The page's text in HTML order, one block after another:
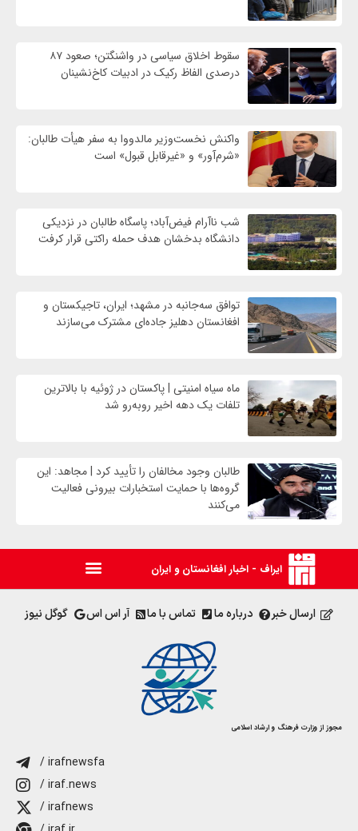
سقوط اخلاق سیاسی در واشنگتن؛ صعود ۸۷
درصدی الفاظ رکیک در ادبیات کاخ‌نشینان
واکنش نخست‌وزیر مالدووا به سفر هیأت طالبان:
«شرم‌آور» و «غیرقابل قبول» است
شب ناآرام فیض‌آباد؛ پاسگاه طالبان در نزدیکی
دانشگاه بدخشان هدف حمله راکتی قرار کرفت
توافق سه‌جانبه در مشهد؛ ایران، تاجیکستان و
افغانستان دهلیز جاده‌ای مشترک می‌سازند
ماه سیاه امنیتی | پاکستان در ژوئیه با بالاترین
تلفات یک دهه اخیر روبه‌رو شد
طالبان وجود مخالفان را تأیید کرد | مجاهد: این
گروه‌ها با حمایت استخبارات بیرونی فعالیت
می‌کنند
ایراف - اخبار افغانستان و ایران
ارسال خبر درباره ما تماس با ما آر اس اس گوگل نیوز
مجوز از وزارت فرهنگ و ارشاد اسلامی
/ irafnewsfa
/ iraf.news
/ irafnews